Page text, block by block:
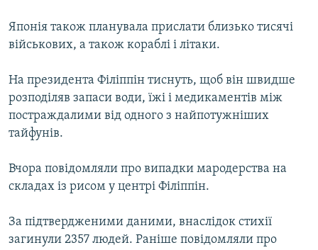
Японія також планувала прислати близько тисячі
військових, а також кораблі і літаки.
На президента Філіппін тиснуть, щоб він швидше
розподіляв запаси води, їжі і медикаментів між
постраждалими від одного з найпотужніших
тайфунів.
Вчора повідомляли про випадки мародерства на
складах із рисом у центрі Філіппін.
За підтвердженими даними, внаслідок стихії
загинули 2357 людей. Раніше повідомляли про